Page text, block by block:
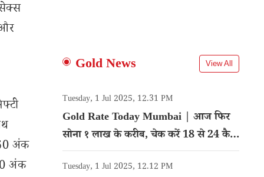
अंक
अंक
Gold News View All
Tuesday, 1 Jul 2025, 12.31 PM
Gold Rate Today Mumbai | आज फिर
सोना १ लाख के करीब, चेक करें 18 से 24 कैरेट
गोल्ड का रेट
Tuesday, 1 Jul 2025, 12.12 PM